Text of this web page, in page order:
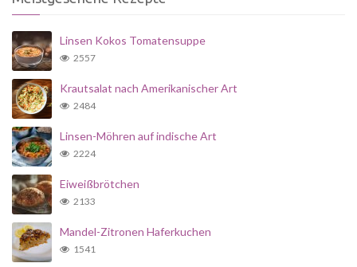
Linsen Kokos Tomatensuppe
2557
Krautsalat nach Amerikanischer Art
2484
Linsen-Möhren auf indische Art
2224
Eiweißbrötchen
2133
Mandel-Zitronen Haferkuchen
1541